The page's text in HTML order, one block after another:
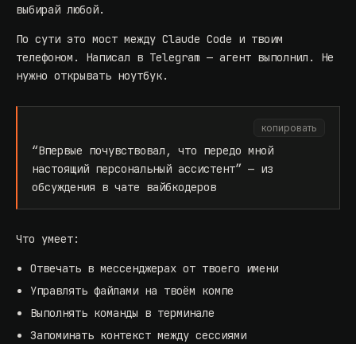
выбирай любой.
По сути это мост между Claude Code и твоим
телефоном. Написал в Telegram — агент выполнил. Не
нужно открывать ноутбук.
копировать
“Впервые почувствовал, что передо мной
настоящий персональный ассистент” — из
обсуждения в чате вайбкодеров
Что умеет:
Отвечать в мессенджерах от твоего имени
Управлять файлами на твоём компе
Выполнять команды в терминале
Запоминать контекст между сессиями